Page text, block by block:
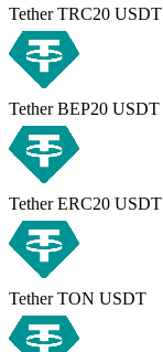
Tether TRC20 USDT
Tether BEP20 USDT
Tether ERC20 USDT
Tether TON USDT